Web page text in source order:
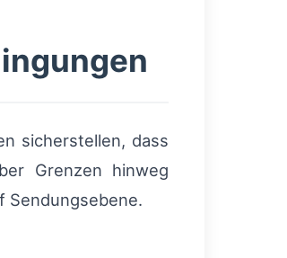
sicherstellen, dass
Grenzen hinweg
Sendungsebene.